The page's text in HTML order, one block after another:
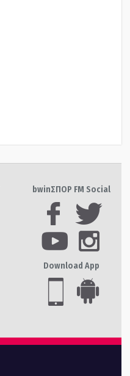
bwinΣΠΟΡ FM Social
Download App